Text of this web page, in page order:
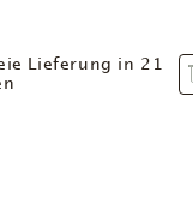
Lieferung in 21